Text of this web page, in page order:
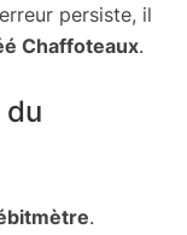
persiste, il
Chaffoteaux.
.